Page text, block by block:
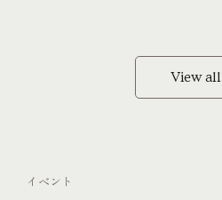
View all
イベント